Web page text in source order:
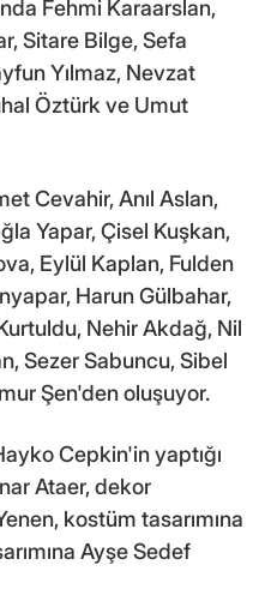
Fehmi Karaarslan,
Sitare Bilge, Sefa
Yılmaz, Nevzat
Öztürk ve Umut
Cevahir, Anıl Aslan,
Yapar, Çisel Kuşkan,
Eylül Kaplan, Fulden
Harun Gülbahar,
Nehir Akdağ, Nil
Sezer Sabuncu, Sibel
Şen'den oluşuyor.
Cepkin'in yaptığı
Ataer, dekor
kostüm tasarımına
Ayşe Sedef